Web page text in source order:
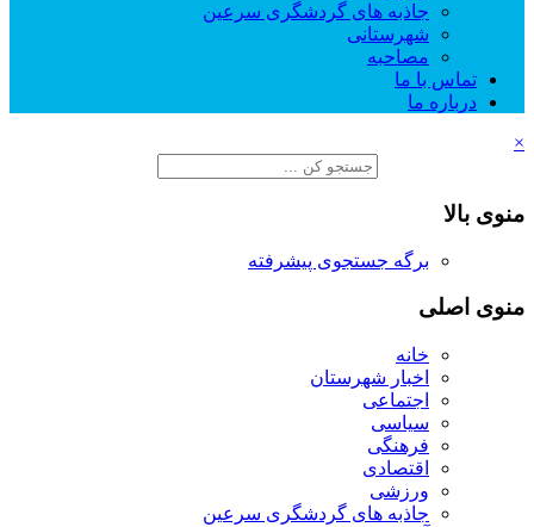
جاذبه های گردشگری سرعین
شهرستانی
مصاحبه
تماس با ما
درباره ما
×
منوی بالا
برگه جستجوی پیشرفته
منوی اصلی
خانه
اخبار شهرستان
اجتماعی
سیاسی
فرهنگی
اقتصادی
ورزشی
جاذبه های گردشگری سرعین